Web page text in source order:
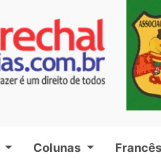
Colunas Francês